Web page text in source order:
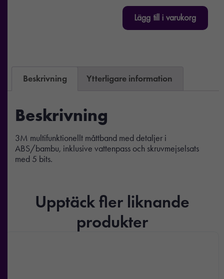
Lägg till i varukorg
Beskrivning Ytterligare information
Beskrivning
3M multifunktionellt måttband med detaljer i
ABS/bambu, inklusive vattenpass och skruvmejselsats
med 5 bits.
Upptäck fler liknande
produkter